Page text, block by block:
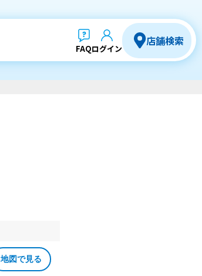
FAQログイン
店舗検索
地図で見る